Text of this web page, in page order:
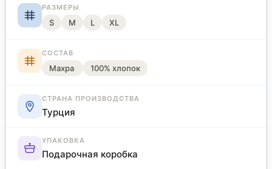
РАЗМЕРЫ
S M L XL
СОСТАВ
Махра 100% хлопок
СТРАНА ПРОИЗВОДСТВА
Турция
УПАКОВКА
Подарочная коробка